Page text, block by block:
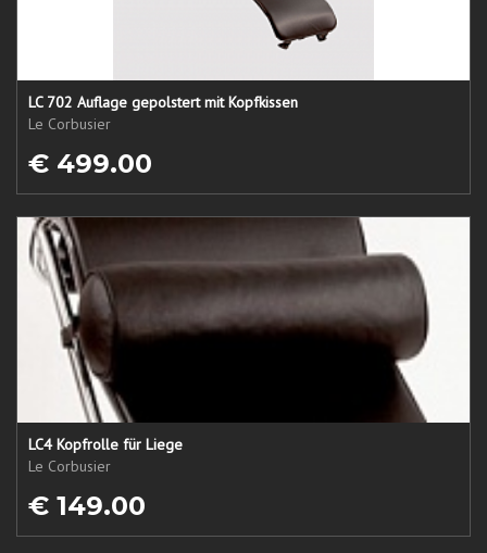
LC 702 Auflage gepolstert mit Kopfkissen
Le Corbusier
€ 499.00
LC4 Kopfrolle für Liege
Le Corbusier
€ 149.00